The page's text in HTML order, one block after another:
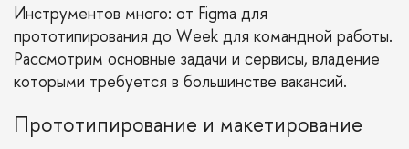
Инструментов много: от Figma для
прототипирования до Week для командной работы.
Рассмотрим основные задачи и сервисы, владение
которыми требуется в большинстве вакансий.
Прототипирование и макетирование